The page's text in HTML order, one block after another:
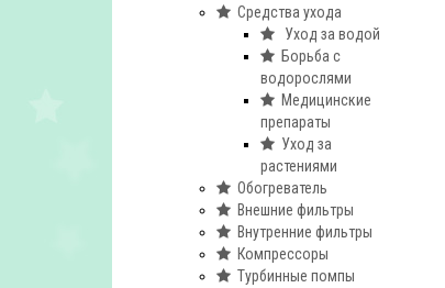
Средства ухода
Уход за водой
Борьба с
водорослями
Медицинские
препараты
Уход за
растениями
Обогреватель
Внешние фильтры
Внутренние фильтры
Компрессоры
Турбинные помпы